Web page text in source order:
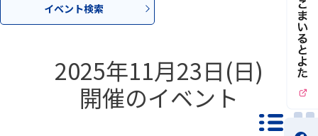
イベント検索
2025年11月23日(日)
開催のイベント
一覧